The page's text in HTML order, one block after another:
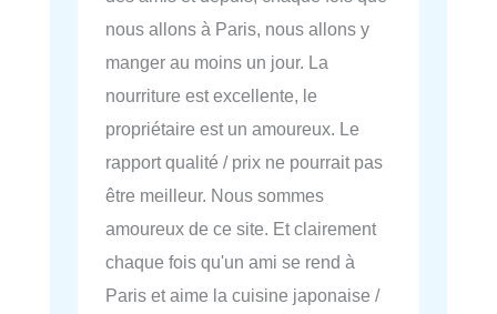
nous allons à Paris, nous allons y
manger au moins un jour. La
nourriture est excellente, le
propriétaire est un amoureux. Le
rapport qualité / prix ne pourrait pas
être meilleur. Nous sommes
amoureux de ce site. Et clairement
chaque fois qu'un ami se rend à
Paris et aime la cuisine japonaise /